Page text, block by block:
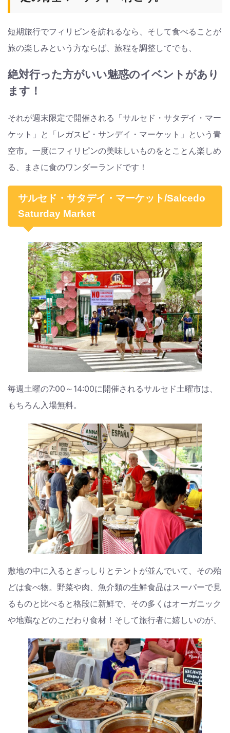
短期旅行でフィリピンを訪れるなら、そして食べることが
旅の楽しみという方ならば、旅程を調整してでも、
絶対行った方がいい魅惑のイベントがあり
ます！
それが週末限定で開催される「サルセド・サタデイ・マー
ケット」と「レガスピ・サンデイ・マーケット」という青
空市。一度にフィリピンの美味しいものをとことん楽しめ
る、まさに食のワンダーランドです！
サルセド・サタデイ・マーケット/Salcedo
Saturday Market
毎週土曜の7:00～14:00に開催されるサルセド土曜市は、
もちろん入場無料。
敷地の中に入るとぎっしりとテントが並んでいて、その殆
どは食べ物。野菜や肉、魚介類の生鮮食品はスーパーで見
るものと比べると格段に新鮮で、その多くはオーガニック
や地鶏などのこだわり食材！そして旅行者に嬉しいのが、